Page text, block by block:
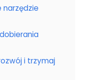
narzędzie
i trzymaj